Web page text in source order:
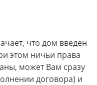
что дом введен
этом ничьи права
может Вам сразу
договора) и